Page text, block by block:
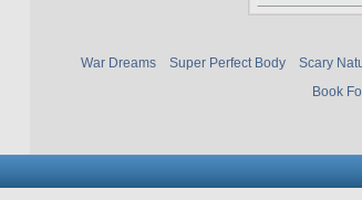
War Dreams Super Perfect Body Scary
Book